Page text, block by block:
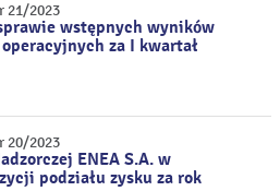
21/2023
wstępnych wyników
za I kwartał
20/2023
ENEA S.A. w
podziału zysku za rok